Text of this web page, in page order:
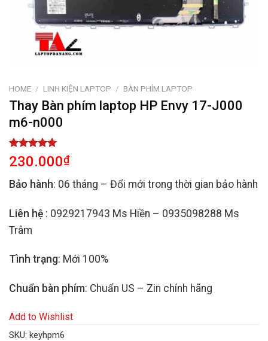
HOME / LINH KIỆN LAPTOP / BÀN PHÍM LAPTOP
Thay Bàn phím laptop HP Envy 17-J000
m6-n000
Rated
5.00
out of 5
2
customer
230.000₫
Bảo hành: 06 tháng – Đổi mới trong thời gian bảo hành
Liên hệ : 0929217943 Ms Hiền – 0935098288 Ms
Trâm
Tình trạng: Mới 100%
Chuẩn bàn phím: Chuẩn US – Zin chính hãng
Add to Wishlist
SKU: keyhpm6